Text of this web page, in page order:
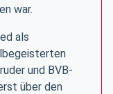
war.
als
und BVB-
über den